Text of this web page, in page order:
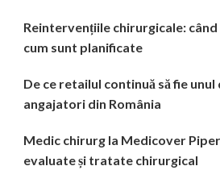
Reintervențiile chirurgicale: când
cum sunt planificate
De ce retailul continuă să fie
angajatori din România
Medic chirurg la Medicover
evaluate și tratate chirurgical